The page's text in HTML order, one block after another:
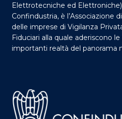
Elettrotecniche ed
Confindustria, è l’Associazione
delle imprese di Vigilanza
Fiduciari alla quale aderiscono le
importanti realtà del panorama